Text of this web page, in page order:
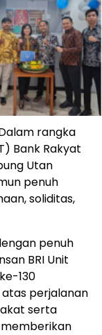
rangka
Bank Rakyat
Utan
penuh
soliditas,
penuh
BRI Unit
130
perjalanan
serta